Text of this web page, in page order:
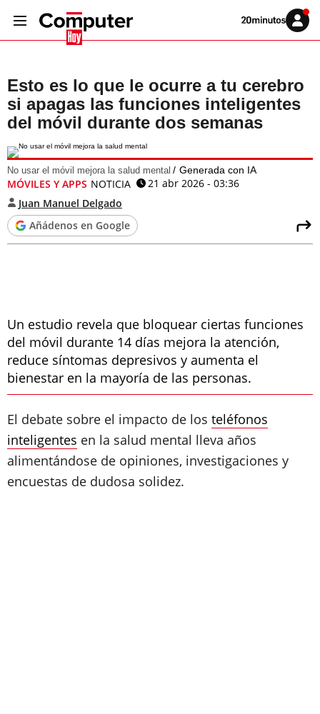
Volver
Iniciar
sesión
Esto es lo que le ocurre a tu cerebro
si apagas las funciones inteligentes
del móvil durante dos semanas
No usar el móvil mejora la salud mental Generada con IA
MÓVILES Y APPS NOTICIA
21 abr 2026 - 03:36
Juan Manuel Delgado
Añádenos en Google
Un estudio revela que bloquear ciertas funciones
del móvil durante 14 días mejora la atención,
reduce síntomas depresivos y aumenta el
bienestar en la mayoría de las personas.
El debate sobre el impacto de los teléfonos
inteligentes en la salud mental lleva años
alimentándose de opiniones, investigaciones y
encuestas de dudosa solidez.